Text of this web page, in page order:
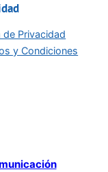
de Privacidad
y Condiciones